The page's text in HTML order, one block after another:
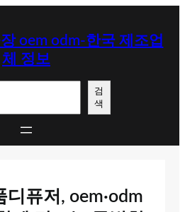
oem odm-한국 제조업
체 정보
검
색
디퓨저, oem·odm